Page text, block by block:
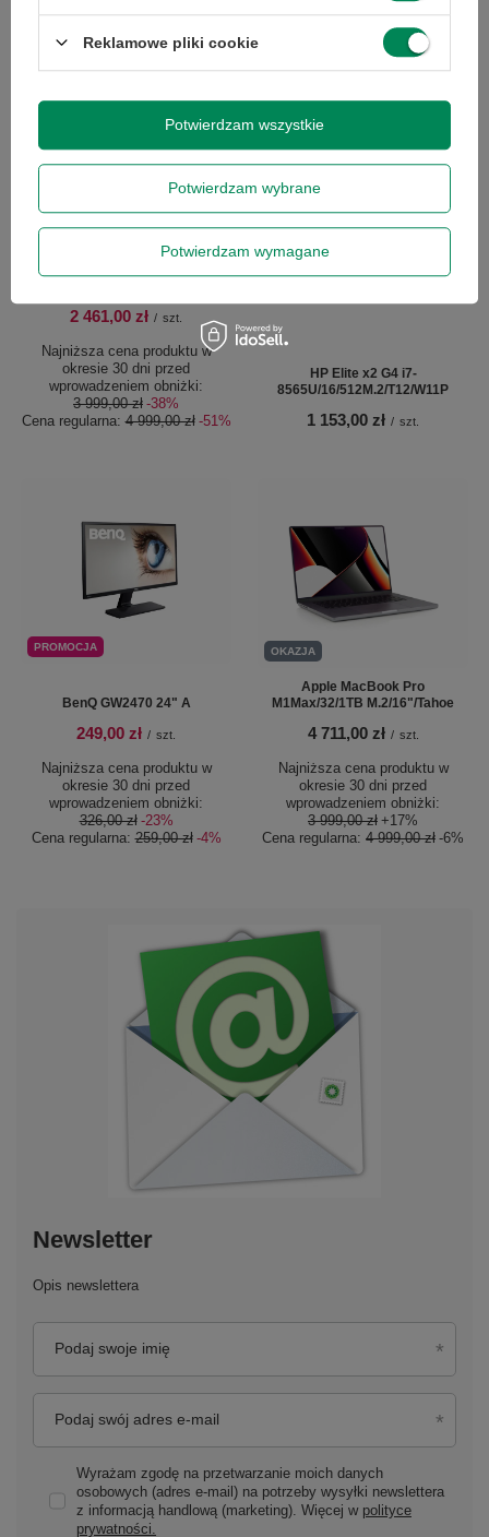
PROMOCJA
Apple MacBook Pro M2/8/256GB
2 461,00 zł / szt.
Najniższa cena produktu w
okresie 30 dni przed
wprowadzeniem obniżki:
3 999,00 zł -38%
Cena regularna:4 999,00 zł -51%
HP Elite x2 G4 i7-
8565U/16/512M.2/T12/W11P
1 153,00 zł / szt.
PROMOCJA
BenQ GW2470 24" A
249,00 zł / szt.
Najniższa cena produktu w
okresie 30 dni przed
wprowadzeniem obniżki:
326,00 zł -23%
Cena regularna:259,00 zł -4%
OKAZJA
Apple MacBook Pro
M1Max/32/1TB M.2/16"/Tahoe
4 711,00 zł / szt.
Najniższa cena produktu w
okresie 30 dni przed
wprowadzeniem obniżki:
3 999,00 zł +17%
Cena regularna: 4 999,00 zł -6%
Newsletter
Opis newslettera
Podaj swoje imię
Podaj swój adres e-mail
Wyrażam zgodę na przetwarzanie moich danych
osobowych (adres e-mail) na potrzeby wysyłki newslettera
z informacją handlową (marketing). Więcej w polityce
prywatności.
Reklamowe pliki cookie
Potwierdzam wybrane
Potwierdzam wymagane
Potwierdzam wszystkie